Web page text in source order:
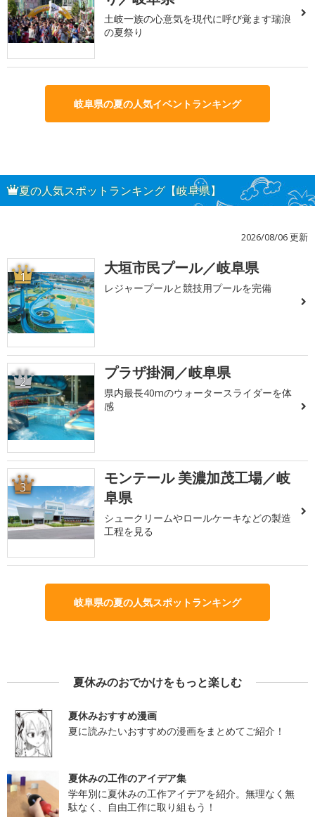
土岐一族の心意気を現代に呼び覚ます瑞浪
の夏祭り
岐阜県の夏の人気イベントランキング
夏の人気スポットランキング【岐阜県】
2026/08/06 更新
1 大垣市民プール／岐阜県
レジャープールと競技用プールを完備
2 プラザ掛洞／岐阜県
県内最長40mのウォータースライダーを体
感
3
モンテール 美濃加茂工場／岐
阜県
シュークリームやロールケーキなどの製造
工程を見る
岐阜県の夏の人気スポットランキング
夏休みのおでかけをもっと楽しむ
夏休みおすすめ漫画
夏に読みたいおすすめの漫画をまとめてご紹介！
夏休みの工作のアイデア集
学年別に夏休みの工作アイデアを紹介。無理なく無
駄なく、自由工作に取り組もう！